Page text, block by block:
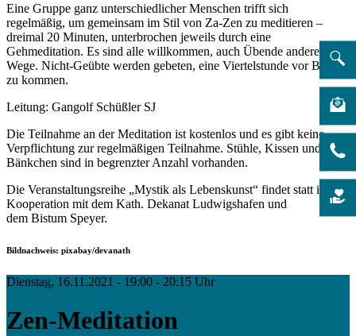
Eine Gruppe ganz unterschiedlicher Menschen trifft sich
regelmäßig, um gemeinsam im Stil von Za-Zen zu meditieren –
dreimal 20 Minuten, unterbrochen jeweils durch eine
Gehmeditation. Es sind alle willkommen, auch Übende anderer
Wege. Nicht-Geübte werden gebeten, eine Viertelstunde vor Beginn
zu kommen.
Leitung: Gangolf Schüßler SJ
Die Teilnahme an der Meditation ist kostenlos und es gibt keine
Verpflichtung zur regelmäßigen Teilnahme. Stühle, Kissen und
Bänkchen sind in begrenzter Anzahl vorhanden.
Die Veranstaltungsreihe „Mystik als Lebenskunst“ findet statt in
Kooperation mit dem Kath. Dekanat Ludwigshafen und
dem Bistum Speyer.
Bildnachweis: pixabay/devanath
Dienstag, 16.11.2021 - 19:00 - 20:15 Uhr
Zen-Meditation